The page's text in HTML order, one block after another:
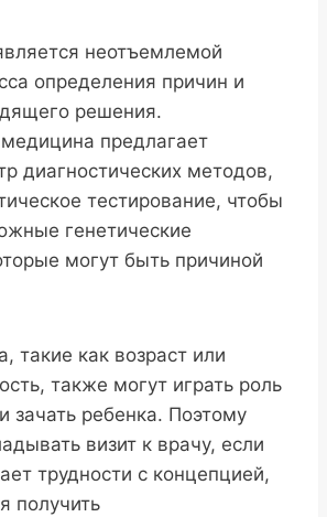
неотъемлемой
определения причин и
решения.
предлагает
диагностических методов,
тестирование, чтобы
генетические
могут быть причиной
такие как возраст или
также могут играть роль
зачать ребенка. Поэтому
визит к врачу, если
трудности с концепцией,
получить